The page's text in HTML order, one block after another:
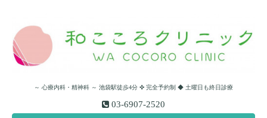
～ 心療内科・精神科 ～ 池袋駅徒歩4分 ✜ 完全予約制 ◆ 土曜日も終日診療
03-6907-2520